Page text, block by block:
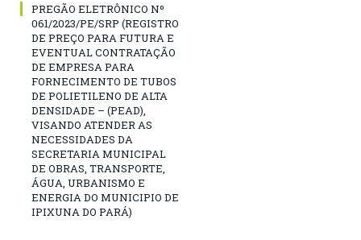
PREGÃO ELETRÔNICO Nº
061/2023/PE/SRP (REGISTRO
DE PREÇO PARA FUTURA E
EVENTUAL CONTRATAÇÃO
DE EMPRESA PARA
FORNECIMENTO DE TUBOS
DE POLIETILENO DE ALTA
DENSIDADE – (PEAD),
VISANDO ATENDER AS
NECESSIDADES DA
SECRETARIA MUNICIPAL
DE OBRAS, TRANSPORTE,
ÁGUA, URBANISMO E
ENERGIA DO MUNICIPIO DE
IPIXUNA DO PARÁ)